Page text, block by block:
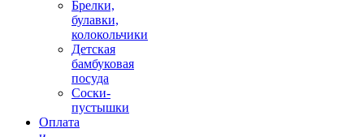
Брелки,
булавки,
колокольчики
Детская
бамбуковая
посуда
Соски-
пустышки
Оплата